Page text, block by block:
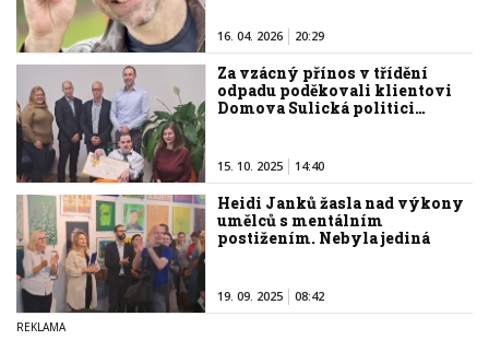
16. 04. 2026 20:29
Za vzácný přínos v třídění
odpadu poděkovali klientovi
Domova Sulická politici…
15. 10. 2025 14:40
Heidi Janků žasla nad výkony
umělců s mentálním
postižením. Nebyla jediná
19. 09. 2025 08:42